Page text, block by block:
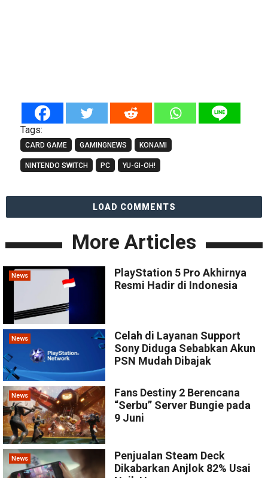
Tags:
CARD GAME GAMINGNEWS KONAMI
NINTENDO SWITCH PC YU-GI-OH!
LOAD COMMENTS
More Articles
News
PlayStation 5 Pro Akhirnya
Resmi Hadir di Indonesia
News
Celah di Layanan Support
Sony Diduga Sebabkan Akun
PSN Mudah Dibajak
News
Fans Destiny 2 Berencana
“Serbu” Server Bungie pada
9 Juni
News
Penjualan Steam Deck
Dikabarkan Anjlok 82% Usai